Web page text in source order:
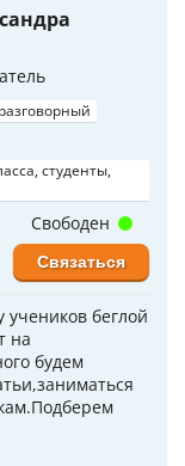
разговорный
студенты,
беглой
на
будем
Свободен
Связаться